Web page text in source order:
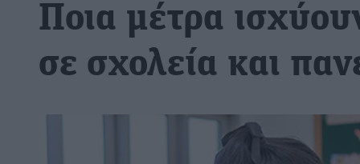
Ποια μέτρα
σε σχολεία και